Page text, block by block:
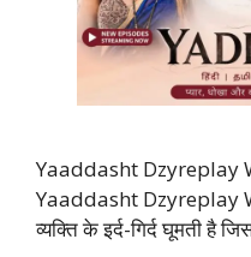
Yaaddasht Dzyreplay
Yaaddasht Dzyreplay
व्यक्ति के इर्द-गिर्द घूमती है